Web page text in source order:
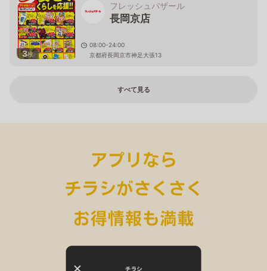
3枚
フレッシュバザール
長岡京店
08:00-24:00
京都府長岡京市神足大張13
すべて見る